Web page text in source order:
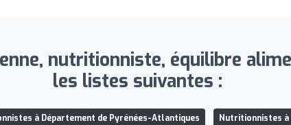
nutritionniste, équilibre
les listes suivantes :
à Département de Pyrénées-Atlantiques Nutritionnistes à